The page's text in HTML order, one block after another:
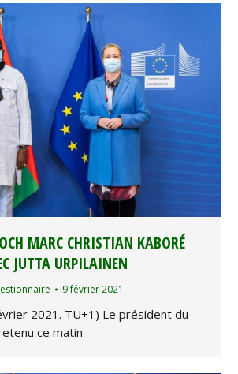
MARC CHRISTIAN KABORÉ
JUTTA URPILAINEN
9 février 2021
2021. TU+1) Le président du
ce matin